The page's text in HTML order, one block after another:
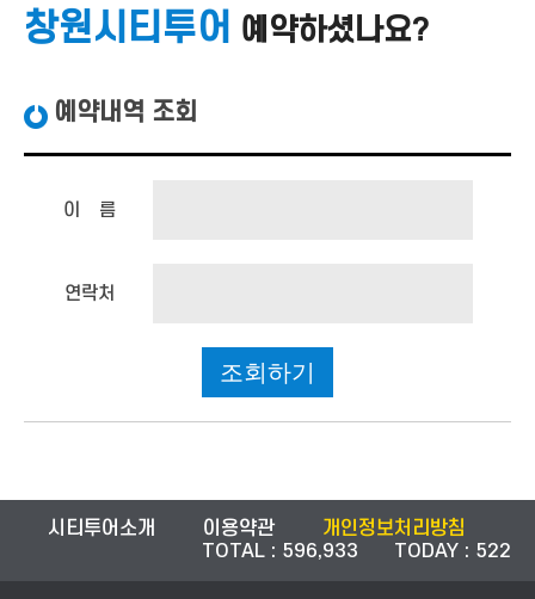
창원시티투어 예약하셨나요?
예약내역 조회
이 름
연락처
시티투어소개 이용약관
개인정보처리방침
TOTAL : 596,933 TODAY : 522